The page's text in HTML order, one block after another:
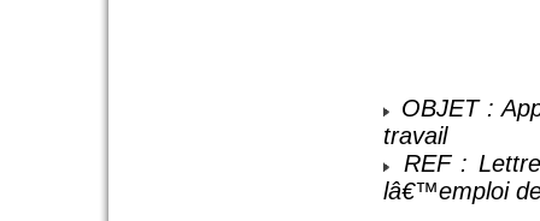
OBJET :
travail
REF :
lâ€™emploi